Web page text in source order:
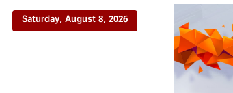
Saturday, August 8, 2026